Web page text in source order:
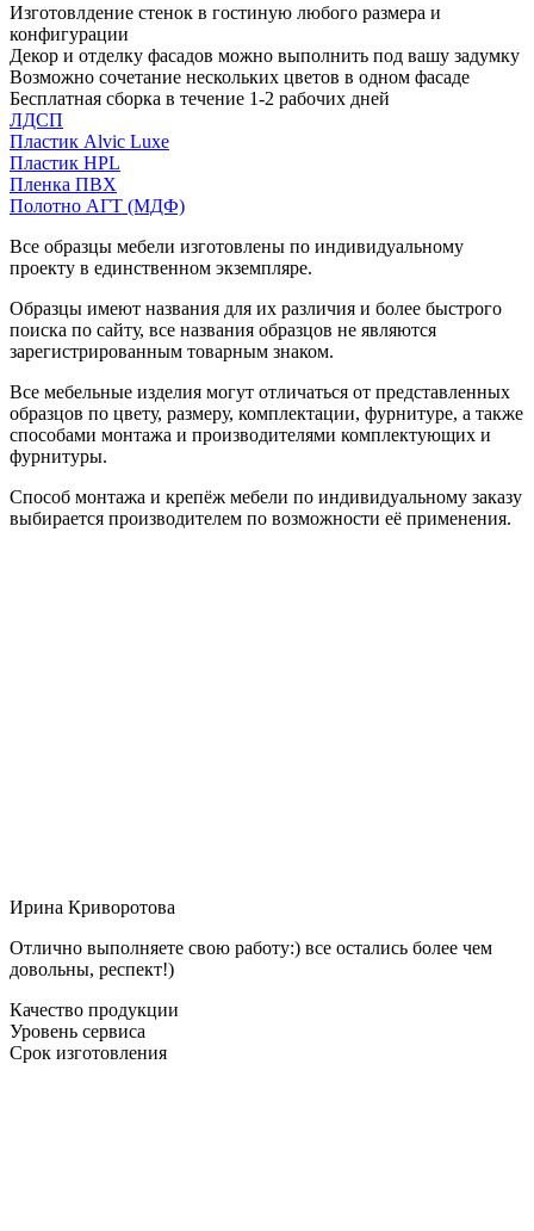
Изготовлдение стенок в гостиную любого размера и
конфигурации
Декор и отделку фасадов можно выполнить под вашу задумку
Возможно сочетание нескольких цветов в одном фасаде
Бесплатная сборка в течение 1-2 рабочих дней
ЛДСП
Пластик Alvic Luxe
Пластик HPL
Пленка ПВХ
Полотно АГТ (МДФ)
Все образцы мебели изготовлены по индивидуальному
проекту в единственном экземпляре.
Образцы имеют названия для их различия и более быстрого
поиска по сайту, все названия образцов не являются
зарегистрированным товарным знаком.
Все мебельные изделия могут отличаться от представленных
образцов по цвету, размеру, комплектации, фурнитуре, а также
способами монтажа и производителями комплектующих и
фурнитуры.
Способ монтажа и крепёж мебели по индивидуальному заказу
выбирается производителем по возможности её применения.
Ирина Криворотова
Отлично выполняете свою работу:) все остались более чем
довольны, респект!)
Качество продукции
Уровень сервиса
Срок изготовления